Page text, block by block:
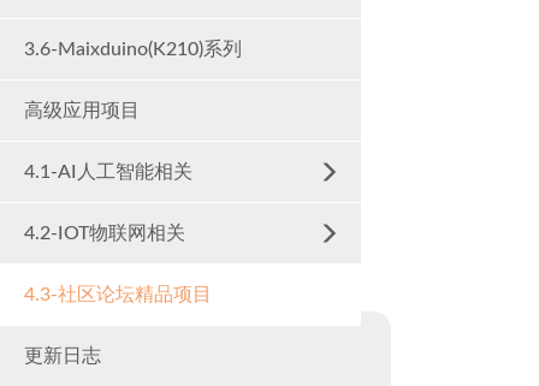
3.6-Maixduino(K210)系列
高级应用项目
4.1-AI人工智能相关
4.2-IOT物联网相关
4.3-社区论坛精品项目
更新日志